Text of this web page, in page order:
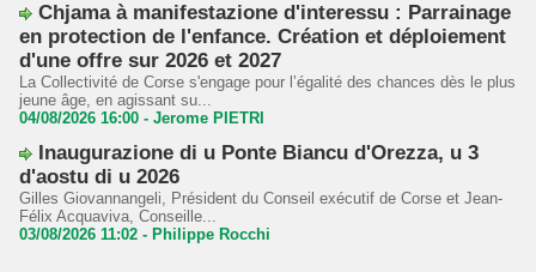
Chjama à manifestazione d'interessu : Parrainage
en protection de l'enfance. Création et déploiement
d'une offre sur 2026 et 2027
La Collectivité de Corse s'engage pour l’égalité des chances dès le plus
jeune âge, en agissant su...
04/08/2026 16:00 - Jerome PIETRI
Inaugurazione di u Ponte Biancu d'Orezza, u 3
d'aostu di u 2026
Gilles Giovannangeli, Président du Conseil exécutif de Corse et Jean-
Félix Acquaviva, Conseille...
03/08/2026 11:02 - Philippe Rocchi